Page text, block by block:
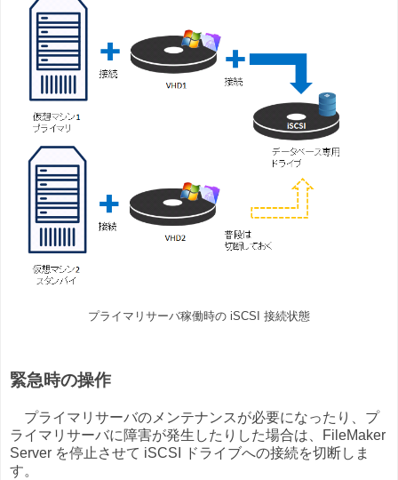
プライマリサーバ稼働時の iSCSI 接続状態
緊急時の操作
プライマリサーバのメンテナンスが必要になったり、プ
ライマリサーバに障害が発生したりした場合は、FileMaker
Server を停止させて iSCSI ドライブへの接続を切断しま
す。